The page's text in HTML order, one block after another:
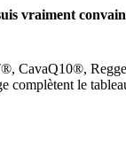
vraiment
CavaQ10®,
complètent le